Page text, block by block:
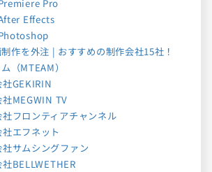
Pro
Effects
作を外注 | おすすめの制作会社15社！
（MTEAM）
GEKIRIN
MEGWIN TV
フロンティアチャンネル
エフネット
サムシングファン
BELLWETHER